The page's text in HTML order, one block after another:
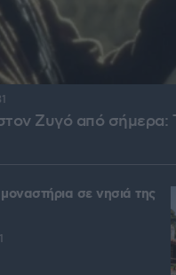
Ζυγό από σήμερα:
μοναστήρια σε νησιά της